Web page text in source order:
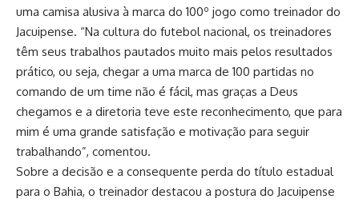
uma camisa alusiva à marca do 100º jogo como treinador do
Jacuipense. “Na cultura do futebol nacional, os treinadores
têm seus trabalhos pautados muito mais pelos resultados
prático, ou seja, chegar a uma marca de 100 partidas no
comando de um time não é fácil, mas graças a Deus
chegamos e a diretoria teve este reconhecimento, que para
mim é uma grande satisfação e motivação para seguir
trabalhando”, comentou.
Sobre a decisão e a consequente perda do título estadual
para o Bahia, o treinador destacou a postura do Jacuipense